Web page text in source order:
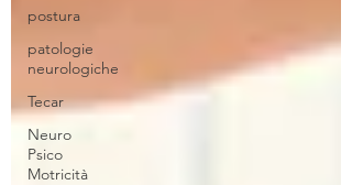
postura
patologie
neurologiche
Tecar
Neuro
Psico
Motricità